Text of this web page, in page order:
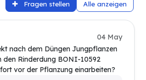
Fragen stellen Alle anzeigen
04 May
nach dem Düngen Jungpflanzen
den Rinderdung BONI-10592
vor der Pflanzung einarbeiten?